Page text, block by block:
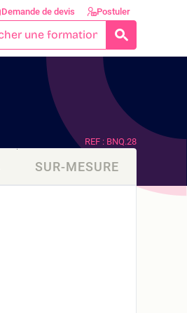
Demande de devis Postuler
REF : BNQ.28
SUR-MESURE